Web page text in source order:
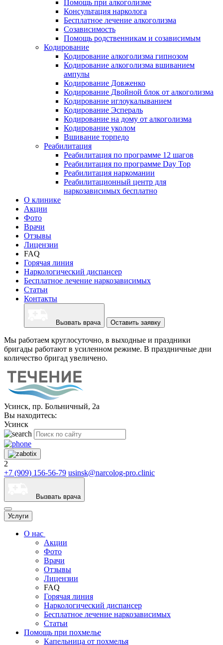
Помощь при алкоголизме
Консультация нарколога
Бесплатное лечение алкоголизма
Созависимость
Помощь родственникам и созависимым
Кодирование
Кодирование алкоголизма гипнозом
Кодирование алкоголизма вшиванием
ампулы
Кодирование Довженко
Кодирование Двойной блок от алкоголизма
Кодирование иглоукалыванием
Кодирование Эспераль
Кодирование на дому от алкоголизма
Кодирование уколом
Вшивание торпедо
Реабилитация
Реабилитация по программе 12 шагов
Реабилитация по программе Day Top
Реабилитация наркомании
Реабилитационный центр для
наркозависимых бесплатно
О клинике
Акции
Фото
Врачи
Отзывы
Лицензии
FAQ
Горячая линия
Наркологический диспансер
Бесплатное лечение наркозависимых
Статьи
Контакты
Вызвать врача Оставить заявку
Мы работаем круглосуточно, в выходные и праздники
бригады работают в усиленном режиме. В праздничные дни
количество бригад увеличено.
Усинск, пр. Больничный, 2а
Вы находитесь:
Усинск
2
+7 (909) 156-56-79 usinsk@narcolog-pro.clinic
Вызвать врача
Услуги
О нас
Акции
Фото
Врачи
Отзывы
Лицензии
FAQ
Горячая линия
Наркологический диспансер
Бесплатное лечение наркозависимых
Статьи
Помощь при похмелье
Капельница от похмелья